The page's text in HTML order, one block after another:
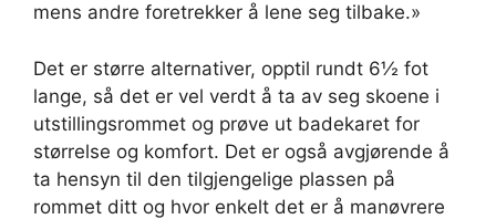
mens andre foretrekker å lene seg tilbake.»
Det er større alternativer, opptil rundt 6½ fot
lange, så det er vel verdt å ta av seg skoene i
utstillingsrommet og prøve ut badekaret for
størrelse og komfort. Det er også avgjørende å
ta hensyn til den tilgjengelige plassen på
rommet ditt og hvor enkelt det er å manøvrere